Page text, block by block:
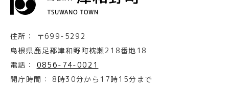
住所：
〒699-5292
島根県鹿足郡津和野町枕瀬218番地18
電話：
0856-74-0021
開庁時間：
8時30分から17時15分まで